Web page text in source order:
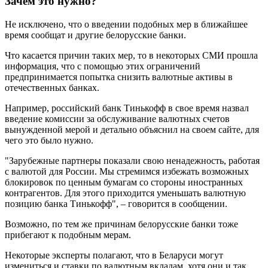
Не исключено, что о введении подобных мер в ближайшее
время сообщат и другие белорусские банки.
Что касается причин таких мер, то в некоторых СМИ прошла
информация, что с помощью этих ограничений
предпринимается попытка снизить валютные активы в
отечественных банках.
Например, российский банк Тинькофф в свое время назвал
введение комиссии за обслуживание валютных счетов
вынужденной мерой и детально объяснил на своем сайте, для
чего это было нужно.
"Зарубежные партнеры показали свою ненадежность, работая
с валютой для России. Мы стремимся избежать возможных
блокировок по ценным бумагам со стороны иностранных
контрагентов. Для этого приходится уменьшать валютную
позицию банка Тинькофф", – говорится в сообщении.
Возможно, по тем же причинам белорусские банки тоже
прибегают к подобным мерам.
Некоторые эксперты полагают, что в Беларуси могут
измениться и ставки по валютным вкладам, хотя они и так